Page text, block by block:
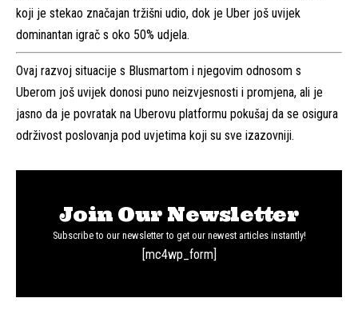
koji je stekao značajan tržišni udio, dok je Uber još uvijek
dominantan igrač s oko 50% udjela.
Ovaj razvoj situacije s Blusmartom i njegovim odnosom s
Uberom još uvijek donosi puno neizvjesnosti i promjena, ali je
jasno da je povratak na Uberovu platformu pokušaj da se osigura
održivost poslovanja pod uvjetima koji su sve izazovniji.
Join Our Newsletter
Subscribe to our newsletter to get our newest articles instantly!
[mc4wp_form]